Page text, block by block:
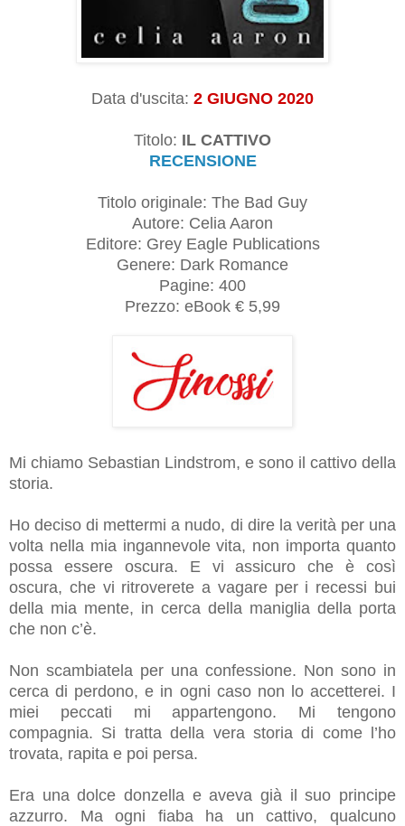
Data d'uscita: 2 GIUGNO 2020
Titolo: IL CATTIVO
RECENSIONE
Titolo originale: The Bad Guy
Autore: Celia Aaron
Editore: Grey Eagle Publications
Genere: Dark Romance
Pagine: 400
Prezzo: eBook € 5,99
Mi chiamo Sebastian Lindstrom, e sono il cattivo della
storia.
Ho deciso di mettermi a nudo, di dire la verità per una
volta nella mia ingannevole vita, non importa quanto
possa essere oscura. E vi assicuro che è così
oscura, che vi ritroverete a vagare per i recessi bui
della mia mente, in cerca della maniglia della porta
che non c’è.
Non scambiatela per una confessione. Non sono in
cerca di perdono, e in ogni caso non lo accetterei. I
miei peccati mi appartengono. Mi tengono
compagnia. Si tratta della vera storia di come l’ho
trovata, rapita e poi persa.
Era una dolce donzella e aveva già il suo principe
azzurro. Ma ogni fiaba ha un cattivo, qualcuno